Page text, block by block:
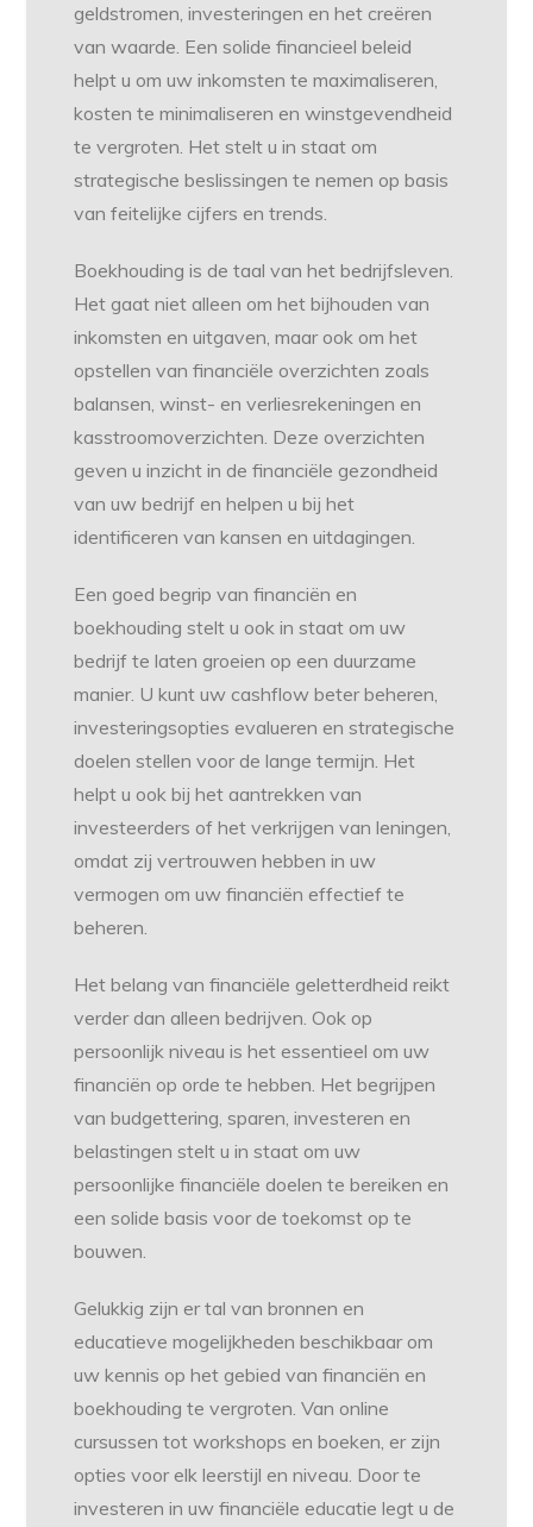
geldstromen, investeringen en het creëren
van waarde. Een solide financieel beleid
helpt u om uw inkomsten te maximaliseren,
kosten te minimaliseren en winstgevendheid
te vergroten. Het stelt u in staat om
strategische beslissingen te nemen op basis
van feitelijke cijfers en trends.
Boekhouding is de taal van het bedrijfsleven.
Het gaat niet alleen om het bijhouden van
inkomsten en uitgaven, maar ook om het
opstellen van financiële overzichten zoals
balansen, winst- en verliesrekeningen en
kasstroomoverzichten. Deze overzichten
geven u inzicht in de financiële gezondheid
van uw bedrijf en helpen u bij het
identificeren van kansen en uitdagingen.
Een goed begrip van financiën en
boekhouding stelt u ook in staat om uw
bedrijf te laten groeien op een duurzame
manier. U kunt uw cashflow beter beheren,
investeringsopties evalueren en strategische
doelen stellen voor de lange termijn. Het
helpt u ook bij het aantrekken van
investeerders of het verkrijgen van leningen,
omdat zij vertrouwen hebben in uw
vermogen om uw financiën effectief te
beheren.
Het belang van financiële geletterdheid reikt
verder dan alleen bedrijven. Ook op
persoonlijk niveau is het essentieel om uw
financiën op orde te hebben. Het begrijpen
van budgettering, sparen, investeren en
belastingen stelt u in staat om uw
persoonlijke financiële doelen te bereiken en
een solide basis voor de toekomst op te
bouwen.
Gelukkig zijn er tal van bronnen en
educatieve mogelijkheden beschikbaar om
uw kennis op het gebied van financiën en
boekhouding te vergroten. Van online
cursussen tot workshops en boeken, er zijn
opties voor elk leerstijl en niveau. Door te
investeren in uw financiële educatie legt u de